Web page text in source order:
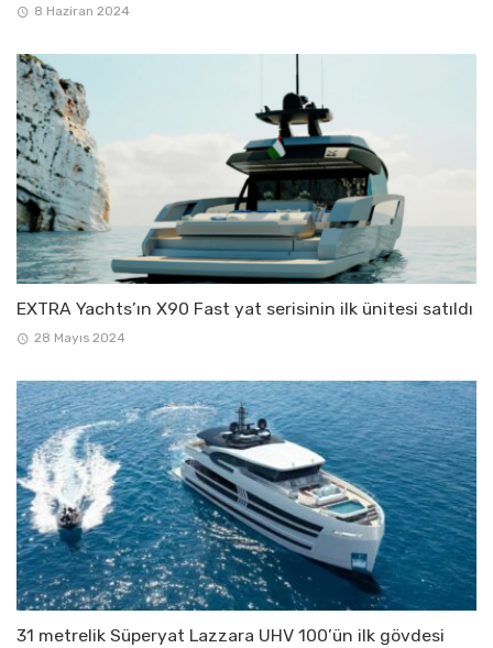
8 Haziran 2024
EXTRA Yachts’ın X90 Fast yat serisinin ilk ünitesi satıldı
28 Mayıs 2024
31 metrelik Süperyat Lazzara UHV 100’ün ilk gövdesi